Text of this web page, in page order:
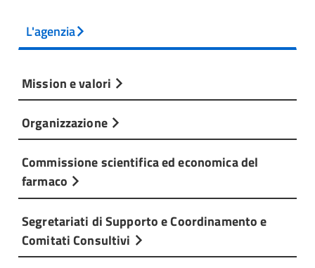
L'agenzia
Mission e valori
Organizzazione
Commissione scientifica ed economica del
farmaco
Segretariati di Supporto e Coordinamento e
Comitati Consultivi